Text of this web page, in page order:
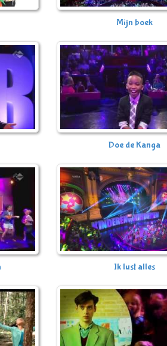
Mijn boek
Doe de Kanga
Ik lust alles